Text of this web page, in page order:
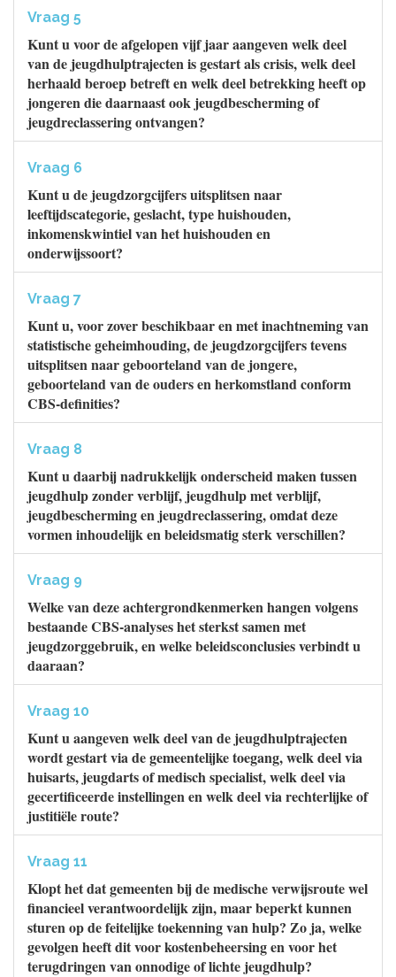
Vraag 5
Kunt u voor de afgelopen vijf jaar aangeven welk deel
van de jeugdhulptrajecten is gestart als crisis, welk deel
herhaald beroep betreft en welk deel betrekking heeft op
jongeren die daarnaast ook jeugdbescherming of
jeugdreclassering ontvangen?
Vraag 6
Kunt u de jeugdzorgcijfers uitsplitsen naar
leeftijdscategorie, geslacht, type huishouden,
inkomenskwintiel van het huishouden en
onderwijssoort?
Vraag 7
Kunt u, voor zover beschikbaar en met inachtneming van
statistische geheimhouding, de jeugdzorgcijfers tevens
uitsplitsen naar geboorteland van de jongere,
geboorteland van de ouders en herkomstland conform
CBS-definities?
Vraag 8
Kunt u daarbij nadrukkelijk onderscheid maken tussen
jeugdhulp zonder verblijf, jeugdhulp met verblijf,
jeugdbescherming en jeugdreclassering, omdat deze
vormen inhoudelijk en beleidsmatig sterk verschillen?
Vraag 9
Welke van deze achtergrondkenmerken hangen volgens
bestaande CBS-analyses het sterkst samen met
jeugdzorggebruik, en welke beleidsconclusies verbindt u
daaraan?
Vraag 10
Kunt u aangeven welk deel van de jeugdhulptrajecten
wordt gestart via de gemeentelijke toegang, welk deel via
huisarts, jeugdarts of medisch specialist, welk deel via
gecertificeerde instellingen en welk deel via rechterlijke of
justitiële route?
Vraag 11
Klopt het dat gemeenten bij de medische verwijsroute wel
financieel verantwoordelijk zijn, maar beperkt kunnen
sturen op de feitelijke toekenning van hulp? Zo ja, welke
gevolgen heeft dit voor kostenbeheersing en voor het
terugdringen van onnodige of lichte jeugdhulp?